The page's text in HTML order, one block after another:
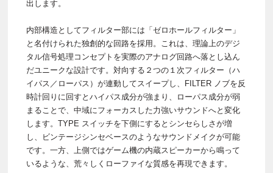
出します。
内部構造としてフィルター部には「ゼロホールフィルター」
と名付けられた独創的な回路を採用。これは、理論上のデジ
タル信号処理コンセプトを実際のアナログ回路へ落とし込ん
だユニークな設計です。対向する２つの１次フィルター（ハ
イパス／ローパス）が連動してスイープし、FILTER ノブを反
時計回りに回すとハイパス成分が強まり、ローパス成分が弱
まることで、中域にフォーカスした力強いサウンドへと変化
します。TYPE スイッチを下側にするとシンセらしさが増
し、ビンテージシンセベースのようなサウンドメイクが可能
です。一方、上側ではゲーム機の内蔵スピーカーから鳴って
いるような、荒々しくローファイな質感を再現できます。